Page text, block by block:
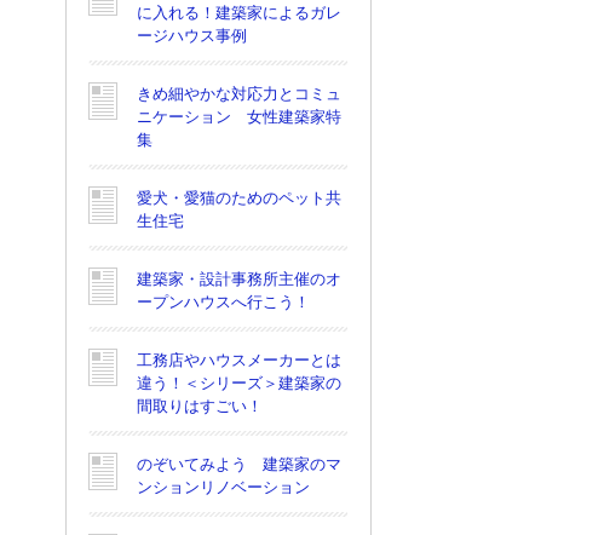
に入れる！建築家によるガレ
ージハウス事例
きめ細やかな対応力とコミュ
ニケーション 女性建築家特
集
愛犬・愛猫のためのペット共
生住宅
建築家・設計事務所主催のオ
ープンハウスへ行こう！
工務店やハウスメーカーとは
違う！＜シリーズ＞建築家の
間取りはすごい！
のぞいてみよう 建築家のマ
ンションリノベーション